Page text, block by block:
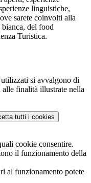
linguistiche,
sarete coinvolti alla
bianca, del food
Turistica.
si avvalgono di
finalità illustrate nella
tutti i cookies
cookie consentire.
il funzionamento della
al funzionamento potete